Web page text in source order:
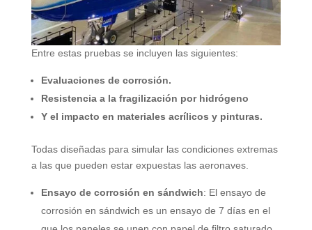
Entre estas pruebas se incluyen las siguientes:
Evaluaciones de corrosión.
Resistencia a la fragilización por hidrógeno
Y el impacto en materiales acrílicos y pinturas.
Todas diseñadas para simular las condiciones extremas
a las que pueden estar expuestas las aeronaves.
Ensayo de corrosión en sándwich: El ensayo de
corrosión en sándwich es un ensayo de 7 días en el